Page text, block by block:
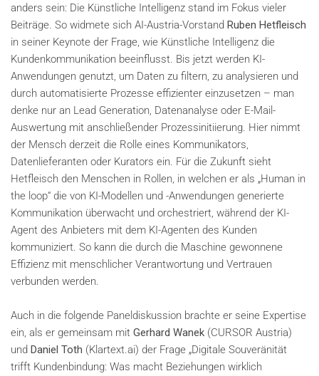
anders sein: Die Künstliche Intelligenz stand im Fokus vieler
Beiträge. So widmete sich AI-Austria-Vorstand Ruben Hetfleisch
in seiner Keynote der Frage, wie Künstliche Intelligenz die
Kundenkommunikation beeinflusst. Bis jetzt werden KI-
Anwendungen genutzt, um Daten zu filtern, zu analysieren und
durch automatisierte Prozesse effizienter einzusetzen – man
denke nur an Lead Generation, Datenanalyse oder E-Mail-
Auswertung mit anschließender Prozessinitiierung. Hier nimmt
der Mensch derzeit die Rolle eines Kommunikators,
Datenlieferanten oder Kurators ein. Für die Zukunft sieht
Hetfleisch den Menschen in Rollen, in welchen er als „Human in
the loop“ die von KI-Modellen und -Anwendungen generierte
Kommunikation überwacht und orchestriert, während der KI-
Agent des Anbieters mit dem KI-Agenten des Kunden
kommuniziert. So kann die durch die Maschine gewonnene
Effizienz mit menschlicher Verantwortung und Vertrauen
verbunden werden.
Auch in die folgende Paneldiskussion brachte er seine Expertise
ein, als er gemeinsam mit Gerhard Wanek (CURSOR Austria)
und Daniel Toth (Klartext.ai) der Frage „Digitale Souveränität
trifft Kundenbindung: Was macht Beziehungen wirklich